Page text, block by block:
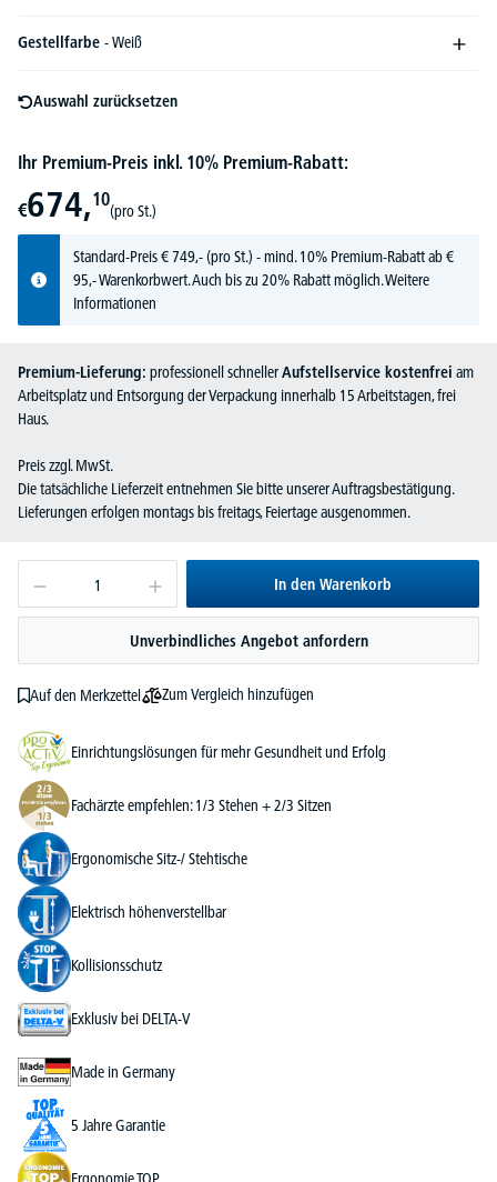
Gestellfarbe - Weiß
Auswahl zurücksetzen
Ihr Premium-Preis inkl. 10% Premium-Rabatt:
€674,10
(pro St.)
Standard-Preis€749,-(pro St.) - mind. 10% Premium-Rabatt ab €
95,- Warenkorbwert. Auch bis zu 20% Rabatt möglich.Weitere
Informationen
Premium-Lieferung: professionell schnellerAufstellservice kostenfrei am
Arbeitsplatz und Entsorgung der Verpackung innerhalb 15 Arbeitstagen, frei
Haus.
Preis zzgl. MwSt.
Die tatsächliche Lieferzeit entnehmen Sie bitte unserer Auftragsbestätigung.
Lieferungen erfolgen montags bis freitags, Feiertage ausgenommen.
In den Warenkorb
Unverbindliches Angebot anfordern
Auf den Merkzettel Zum Vergleich hinzufügen
Einrichtungslösungen für mehr Gesundheit und Erfolg
Fachärzte empfehlen: 1/3 Stehen + 2/3 Sitzen
Ergonomische Sitz-/ Stehtische
Elektrisch höhenverstellbar
Kollisionsschutz
Exklusiv bei DELTA-V
Made in Germany
5 Jahre Garantie